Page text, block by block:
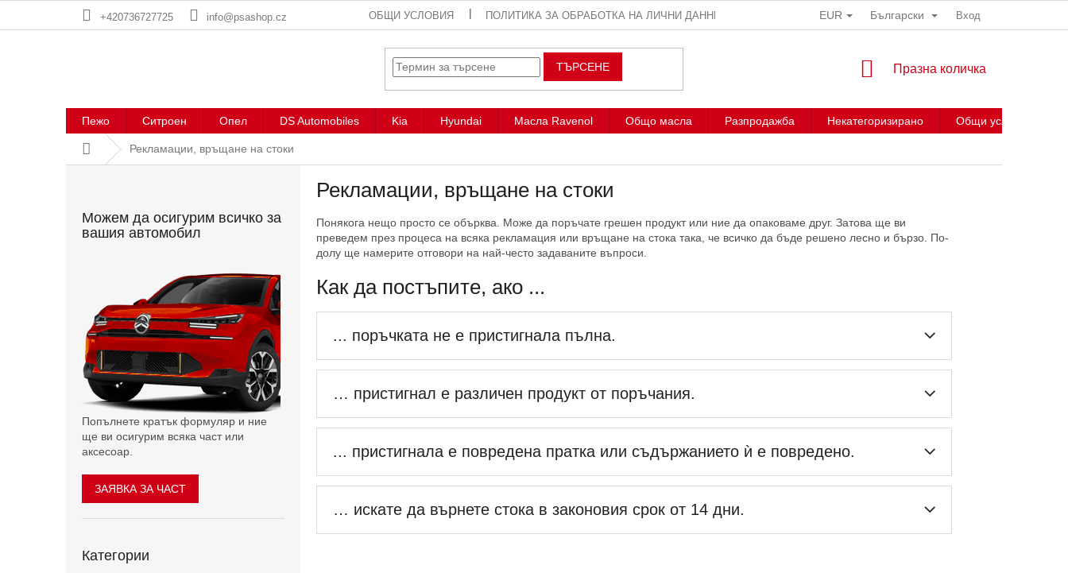
+420736727725 info@psashop.cz ОБЩИ УСЛОВИЯ ПОЛИТИКА ЗА ОБРАБОТКА НА ЛИЧНИ ДАННИ EUR Български Вход
ТЪРСЕНЕ
КОЛИЧКА
ПАЗАРУВАНЕ
Празна количка
Пежо Ситроен Опел DS Automobiles Kia Hyundai Масла Ravenol Общо масла Разпродажба Некатегоризирано Общи условия
НачалоРекламации, връщане на стоки
Можем да осигурим всичко за
вашия автомобил
Попълнете кратък формуляр и ние
ще ви осигурим всяка част или
аксесоар.
ЗАЯВКА ЗА ЧАСТ
на
Категории
Рекламации, връщане на стоки
Понякога нещо просто се обърква. Може да поръчате грешен продукт или ние да опаковаме друг. Затова ще ви
преведем през процеса на всяка рекламация или връщане на стока така, че всичко да бъде решено лесно и бързо. По-
долу ще намерите отговори на най-често задаваните въпроси.
Как да постъпите, ако ...
... поръчката не е пристигнала пълна.
… пристигнал е различен продукт от поръчания.
... пристигнала е повредена пратка или съдържанието ѝ е повредено.
… искате да върнете стока в законовия срок от 14 дни.